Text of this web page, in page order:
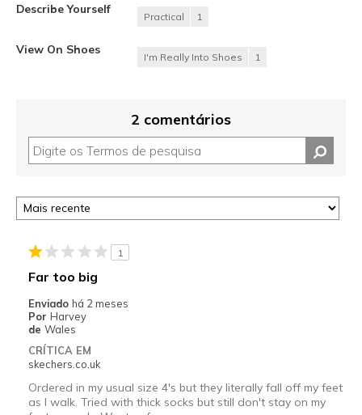
Describe Yourself
Practical 1
View On Shoes
I'm Really Into Shoes 1
2 comentários
1
Far too big
Enviado há 2 meses
Por Harvey
de Wales
CRÍTICA EM
skechers.co.uk
Ordered in my usual size 4's but they literally fall off my feet
as I walk. Tried with thick socks but still don't stay on my